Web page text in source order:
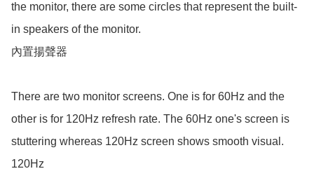
the monitor, there are some circles that represent the built-
in speakers of the monitor.
內置揚聲器
There are two monitor screens. One is for 60Hz and the
other is for 120Hz refresh rate. The 60Hz one's screen is
stuttering whereas 120Hz screen shows smooth visual.
120Hz